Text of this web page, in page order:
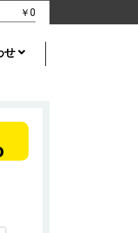
ト 日本各地の厳選された商
￥0
せ